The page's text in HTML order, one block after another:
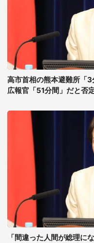
高市首相の熊本避難所「
広報官「51分間」だと否
「間違った人間が総理に